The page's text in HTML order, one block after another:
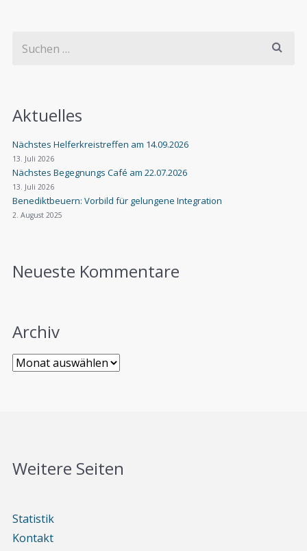
Aktuelles
Nächstes Helferkreistreffen am 14.09.2026
13. Juli 2026
Nächstes Begegnungs Café am 22.07.2026
13. Juli 2026
Benediktbeuern: Vorbild für gelungene Integration
2. August 2025
Neueste Kommentare
Archiv
Weitere Seiten
Statistik
Kontakt